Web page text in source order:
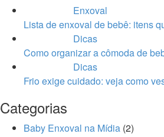
Enxoval
Lista de enxoval de bebê: itens
Dicas
Como organizar a cômoda de
Dicas
Frio exige cuidado: veja como
Categorias
Baby Enxoval na Mídia (2)